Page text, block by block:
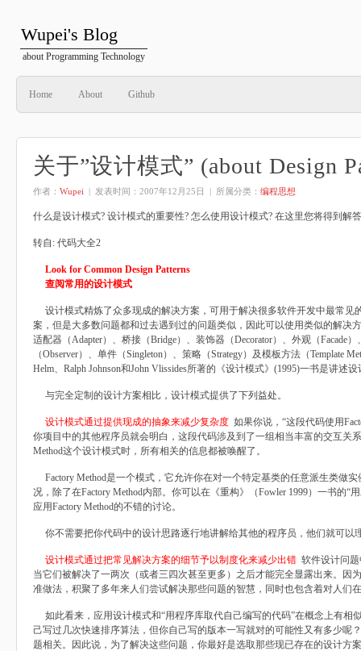
Wupei's Blog
about Programming Technology
Home About Github
关于”设计模式” (about Design
作者： Wupei | 发表时间： 2007年12月25日 | 所属分类： 编程思想
什么是设计模式? 设计模式的重要性? 怎么使用设计模式? 在这里您将得到解
转自: 代码大全2
Look for Common Design Patterns
查阅常用的设计模式
设计模式精炼了众多现成的解决方案，可用于解决很多软件开发中最常见
案，但是大多数问题都和过去遇到过的问题类似，因此可以使用类似的解决
适配器（Adapter）、桥接（Bridge）、装饰器（Decorator）、外观（Facade
（Observer）、单件（Singleton）、策略（Strategy）及模板方法（Template
Helm、Ralph Johnson和John Vlissides所著的《设计模式》(1995)一书是讲述
与完全定制的设计方案相比，设计模式提供了下列益处。
设计模式通过提供现成的抽象来减少复杂度 如果你说，“这段代码使用
你项目中的其他程序员就会明白，这段代码涉及到了一组相当丰富的交互关
Method这个设计模式时，所有相关的信息都被唤醒了。
Factory Method是一个模式，它允许你在对一个特定基类的任意派生类做
况，除了在Factory Method内部。你可以在《重构》（Fowler 1999）一书的“
应用Factory Method的不错的讨论。
你不需要把你代码中的设计思路逐行地讲解给其他的程序员，他们就可以
设计模式通过把常见解决方案的细节予以制度化来减少出错 软件设计问
当它们被解决了一两次（或者三四次甚至更多）之后才能完全显露出来。因
准做法，积聚了多年来人们尝试解决那些问题的智慧，同时也包含着对人们
如此看来，应用设计模式和“用程序库取代自己编写的代码”在概念上有相
己写过几次快速排序算法，但你自己写的版本一写就对的可能性又有多少呢
题相关。因此说，为了解决这些问题，你最好是选取那些现已存在的设计方